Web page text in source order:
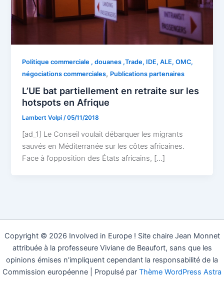
Politique commerciale , douanes ,Trade, IDE, ALE, OMC,
négociations commerciales, Publications partenaires
L’UE bat partiellement en retraite sur les
hotspots en Afrique
Lambert Volpi/05/11/2018
[ad_1] Le Conseil voulait débarquer les migrants
sauvés en Méditerranée sur les côtes africaines.
Face à l’opposition des États africains, […]
Copyright © 2026 Involved in Europe ! Site chaire Jean Monnet
attribuée à la professeure Viviane de Beaufort, sans que les
opinions émises n'impliquent cependant la responsabilité de la
Commission européenne | Propulsé par Thème WordPress Astra